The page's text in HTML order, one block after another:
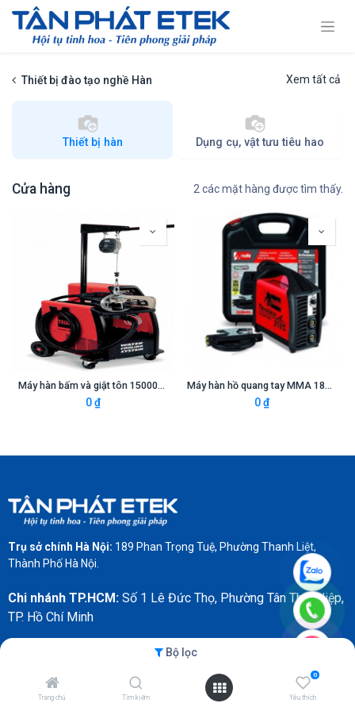
Bộ lọc
Trang chủ Tìm kiếm
0
Yêu thích
Thiết bị đào tạo nghề Hàn Xem tất cả
Thiết bị hàn Dụng cụ, vật tưu tiêu hao
Cửa hàng 2 các mặt hàng được tìm thấy.
Máy hàn bấm và giật tôn 15000A, 3 pha (Kèm PK)
0₫
Máy hàn hồ quang tay MMA 180A, 1 pha (Kèm PK)
0₫
Trụ sở chính Hà Nội: 189 Phan Trọng Tuệ, Phường Thanh Liệt,
Thành Phố Hà Nội.
Chi nhánh TP.HCM: Số 1 Lê Đức Thọ, Phường Tân Thới Hiệp,
TP. Hồ Chí Minh
Km2, số 9, Đại lộ Vinh - Cửa Lò, phường